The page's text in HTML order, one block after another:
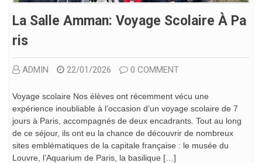
La Salle Amman: Voyage Scolaire À Pa
Ris
ADMIN 22/01/2026 0 COMMENT
Voyage scolaire Nos élèves ont récemment vécu une
expérience inoubliable à l’occasion d’un voyage scolaire de 7
jours à Paris, accompagnés de deux encadrants. Tout au long
de ce séjour, ils ont eu la chance de découvrir de nombreux
sites emblématiques de la capitale française : le musée du
Louvre, l’Aquarium de Paris, la basilique […]